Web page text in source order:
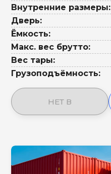
Внутренние размеры:
Дверь:
Ёмкость:
Макс. вес брутто:
Вес тары:
Грузоподъёмность:
НЕТ В